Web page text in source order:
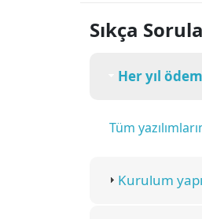
Sıkça
Her yıl
Tüm
Kurulum